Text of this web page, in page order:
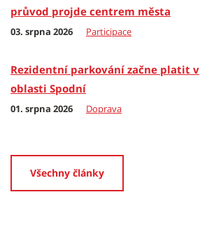
průvod projde centrem města
03. srpna 2026 Participace
Rezidentní parkování začne platit v
oblasti Spodní
01. srpna 2026 Doprava
Všechny články